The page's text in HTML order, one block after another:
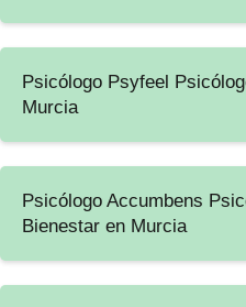
Psicólogo Psyfeel
Murcia
Psicólogo Accumbens
Bienestar en Murcia